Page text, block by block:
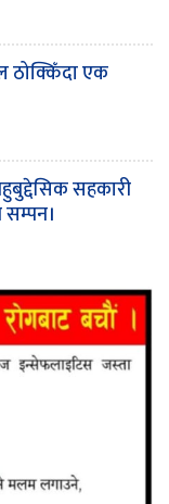
ठोक्किँदा एक
सहकारी